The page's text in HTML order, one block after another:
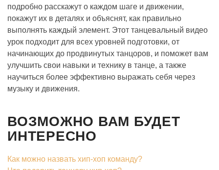
подробно расскажут о каждом шаге и движении,
покажут их в деталях и объяснят, как правильно
выполнять каждый элемент. Этот танцевальный видео
урок подходит для всех уровней подготовки, от
начинающих до продвинутых танцоров, и поможет вам
улучшить свои навыки и технику в танце, а также
научиться более эффективно выражать себя через
музыку и движения.
ВОЗМОЖНО ВАМ БУДЕТ
ИНТЕРЕСНО
Как можно назвать хип-хоп команду?